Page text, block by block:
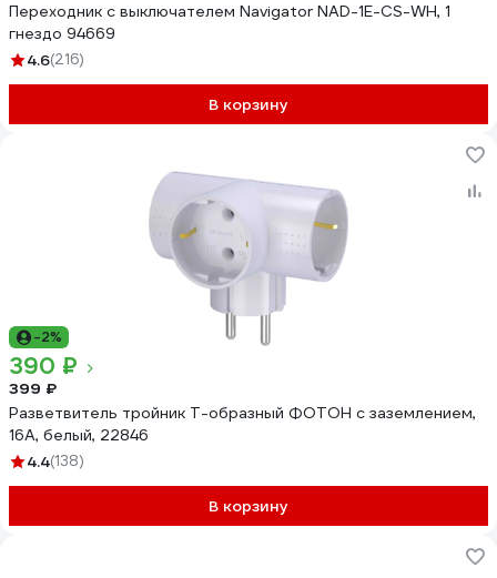
Переходник с выключателем Navigator NAD-1E-СS-WH, 1
гнездо 94669
4.6(216)
В корзину
-2%
390 ₽
399 ₽
Разветвитель тройник Т-образный ФОТОН с заземлением,
16А, белый, 22846
4.4(138)
В корзину